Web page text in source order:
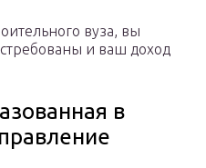
вуза, вы
и ваш доход
в